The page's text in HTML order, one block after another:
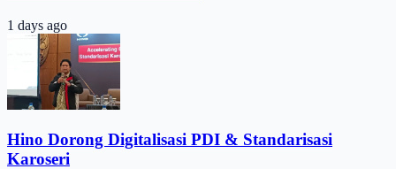
1 days ago
Hino Dorong Digitalisasi PDI & Standarisasi
Karoseri